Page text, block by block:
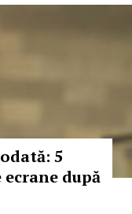
5
după